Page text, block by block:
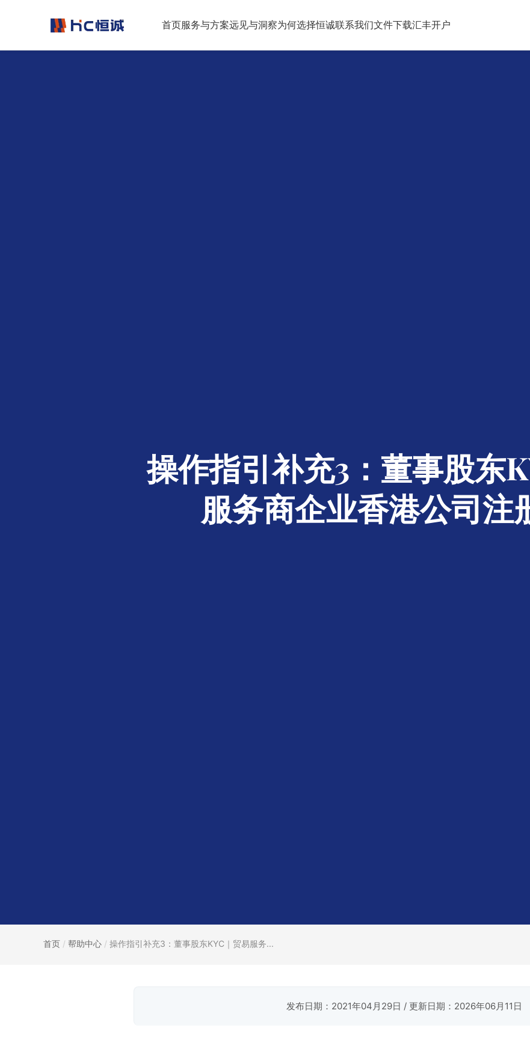
首页服务与方案远见与洞察为何选择恒诚联系我们文件下载汇丰开户
操作指引补充3：董事股东
服务商企业香港公司注
首页 / 帮助中心 / 操作指引补充3：董事股东KYC｜贸易服务...
发布日期：2021年04月29日 / 更新日期：2026年06月11日